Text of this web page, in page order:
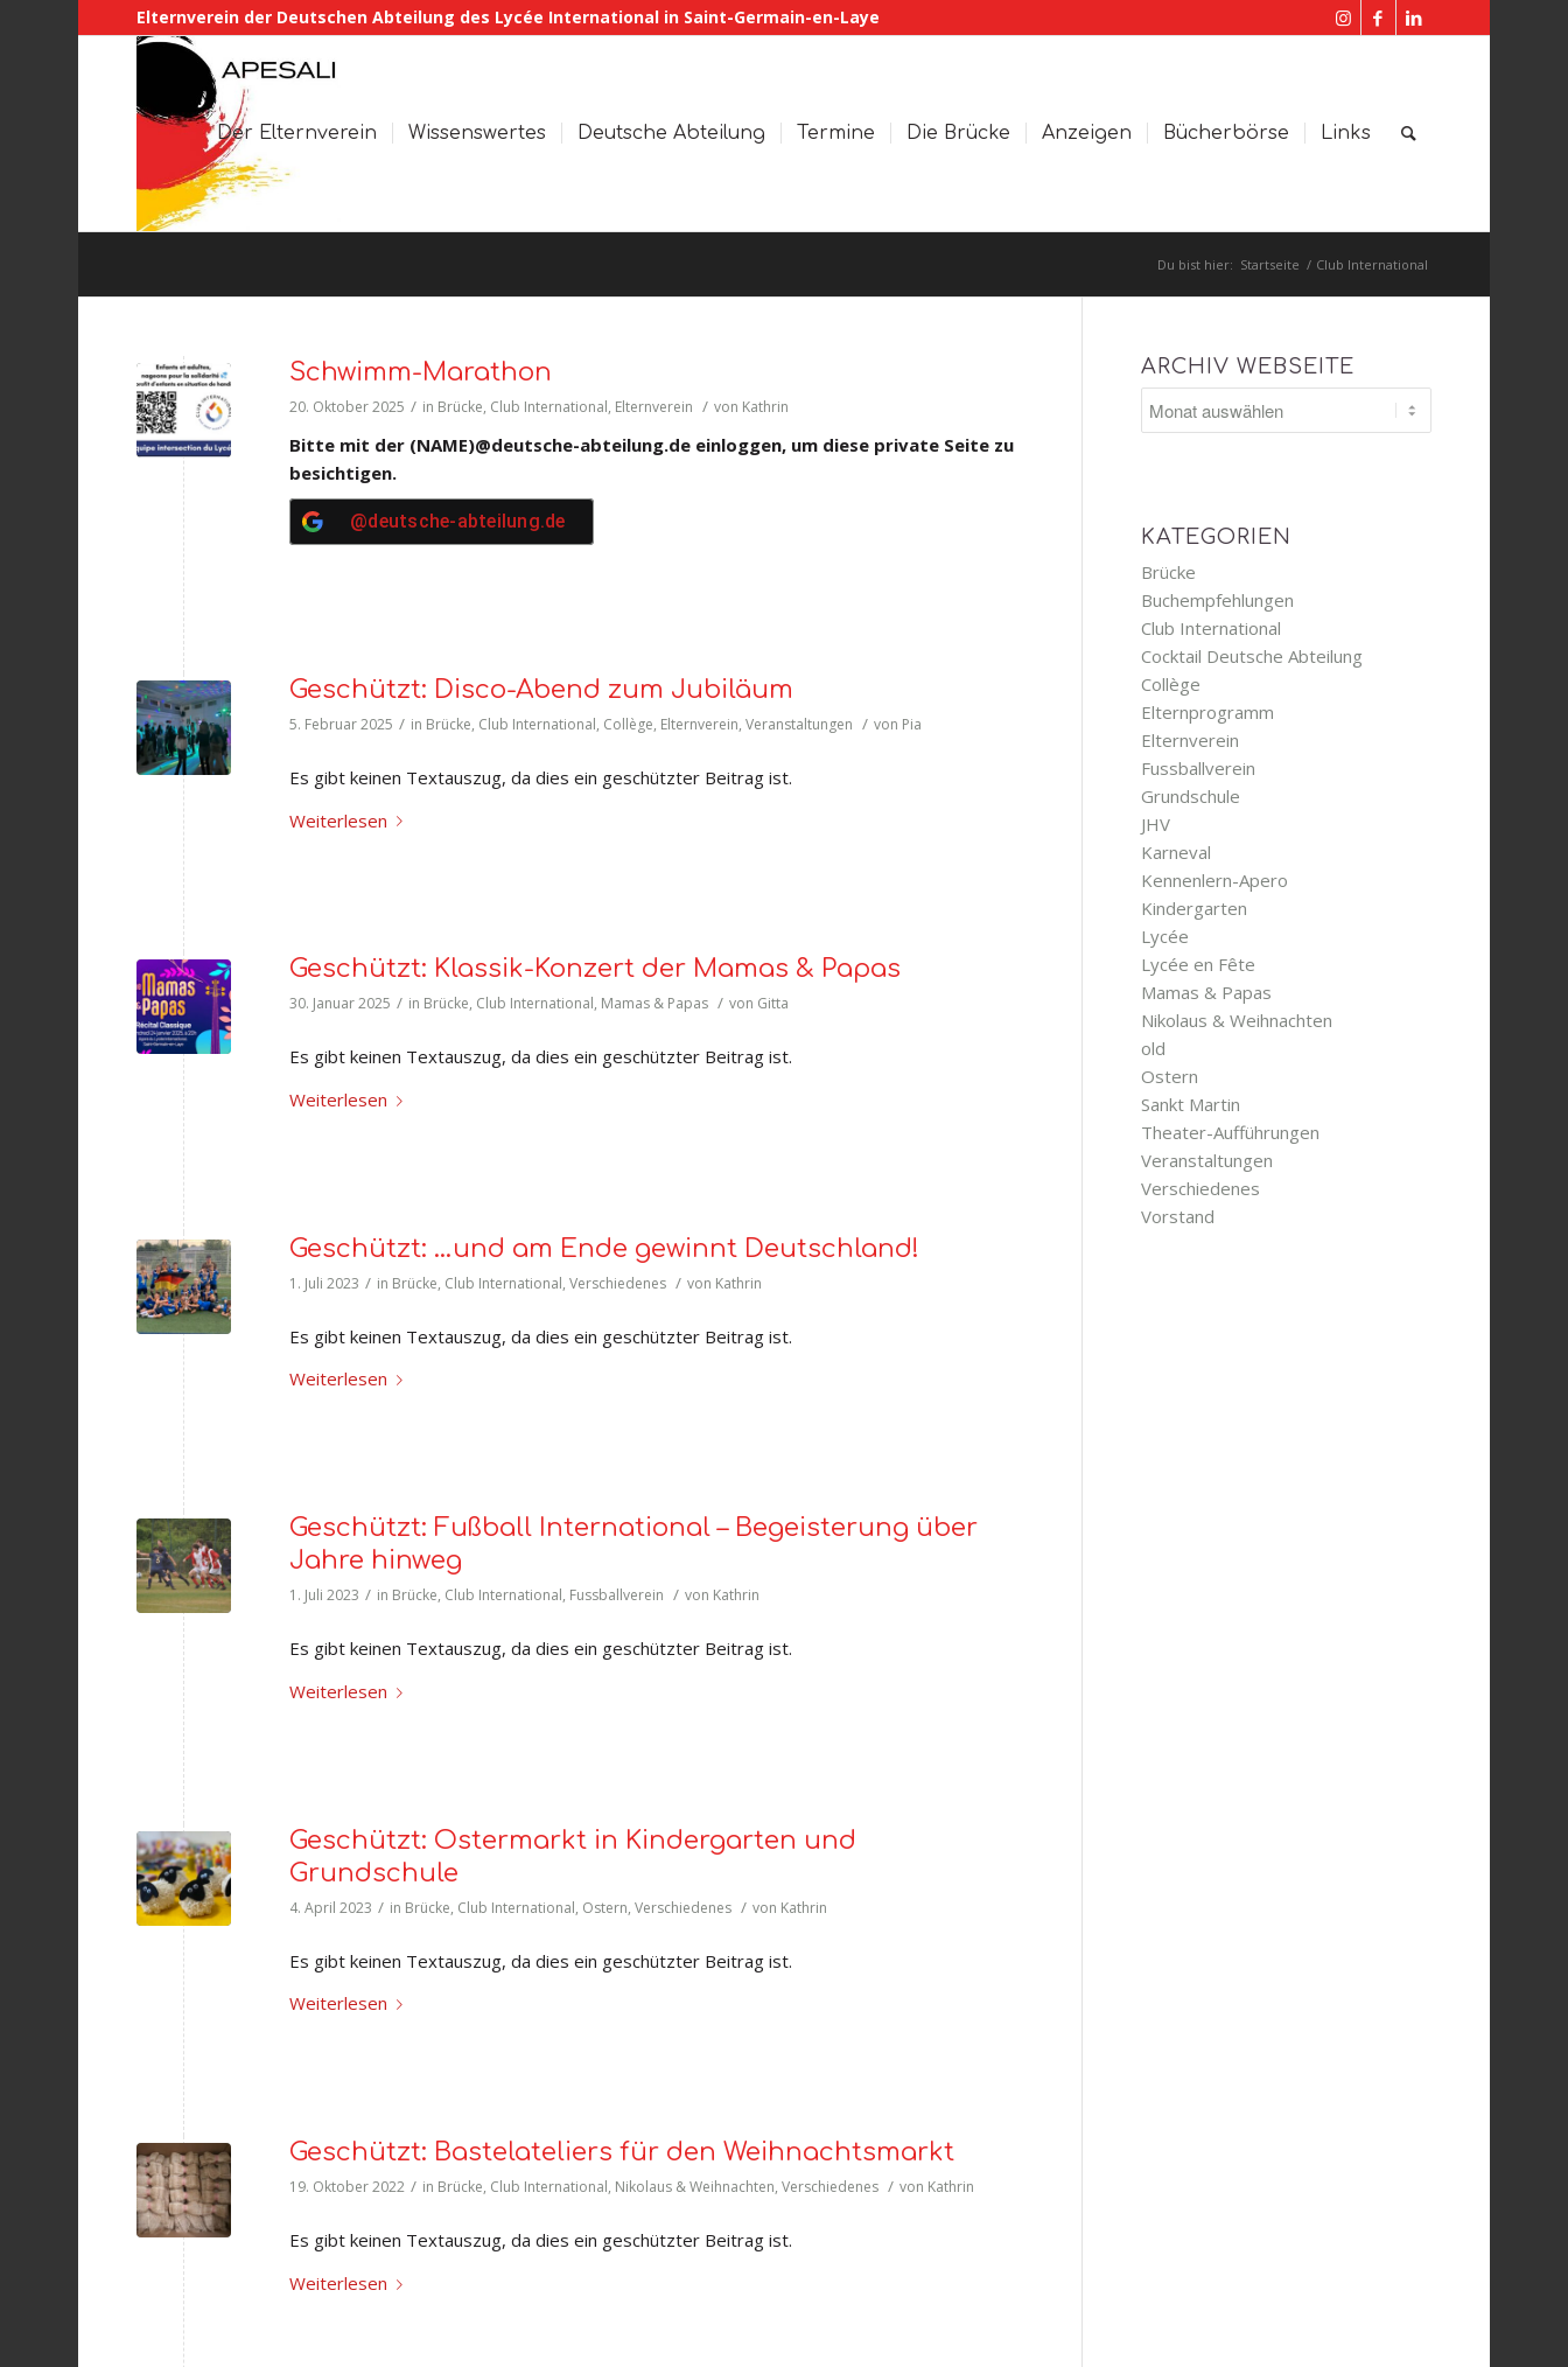
Elternverein der Deutschen Abteilung des Lycée International in Saint-Germain-en-Laye
Der Elternverein Wissenswertes Deutsche Abteilung Termine Die Brücke Anzeigen Bücherbörse Links
Du bist hier: Startseite / Club International
Schwimm-Marathon
20. Oktober 2025 / in Brücke, Club International, Elternverein / von Kathrin
Bitte mit der (NAME)@deutsche-abteilung.de einloggen, um diese private Seite zu
besichtigen.
@deutsche-abteilung.de
Geschützt: Disco-Abend zum Jubiläum
5. Februar 2025 / in Brücke, Club International, Collège, Elternverein,Veranstaltungen / von Pia
Es gibt keinen Textauszug, da dies ein geschützter Beitrag ist.
Weiterlesen
Geschützt: Klassik-Konzert der Mamas & Papas
30. Januar 2025 / in Brücke, Club International, Mamas & Papas / von Gitta
Es gibt keinen Textauszug, da dies ein geschützter Beitrag ist.
Weiterlesen
Geschützt: …und am Ende gewinnt Deutschland!
1. Juli 2023 / in Brücke, Club International,Verschiedenes / von Kathrin
Es gibt keinen Textauszug, da dies ein geschützter Beitrag ist.
Weiterlesen
Geschützt: Fußball International – Begeisterung über
Jahre hinweg
1. Juli 2023 / in Brücke, Club International, Fussballverein / von Kathrin
Es gibt keinen Textauszug, da dies ein geschützter Beitrag ist.
Weiterlesen
Geschützt: Ostermarkt in Kindergarten und
Grundschule
4. April 2023 / in Brücke, Club International, Ostern,Verschiedenes / von Kathrin
Es gibt keinen Textauszug, da dies ein geschützter Beitrag ist.
Weiterlesen
Geschützt: Bastelateliers für den Weihnachtsmarkt
19. Oktober 2022 / in Brücke, Club International, Nikolaus & Weihnachten,Verschiedenes / von Kathrin
Es gibt keinen Textauszug, da dies ein geschützter Beitrag ist.
Weiterlesen
ARCHIV WEBSEITE
KATEGORIEN
Brücke
Buchempfehlungen
Club International
Cocktail Deutsche Abteilung
Collège
Elternprogramm
Elternverein
Fussballverein
Grundschule
JHV
Karneval
Kennenlern-Apero
Kindergarten
Lycée
Lycée en Fête
Mamas & Papas
Nikolaus & Weihnachten
old
Ostern
Sankt Martin
Theater-Aufführungen
Veranstaltungen
Verschiedenes
Vorstand